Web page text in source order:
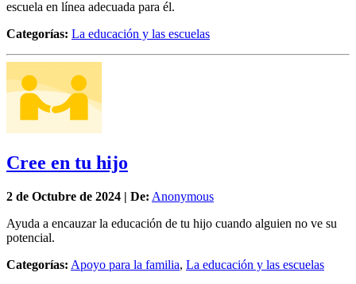
escuela en línea adecuada para él.
Categorías: La educación y las escuelas
Cree en tu hijo
2 de Octubre de 2024 | De: Anonymous
Ayuda a encauzar la educación de tu hijo cuando alguien no ve su
potencial.
Categorías: Apoyo para la familia, La educación y las escuelas